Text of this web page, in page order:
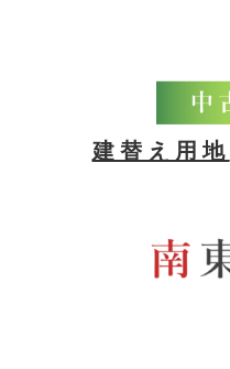
建 替 え 用 地